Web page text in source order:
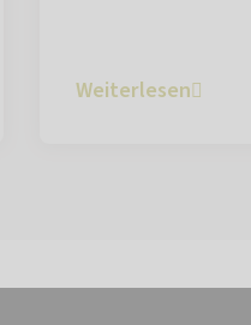
Weiterlesen